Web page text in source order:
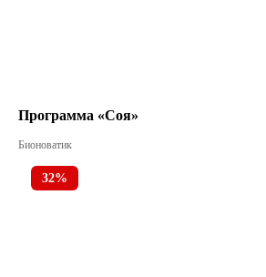
Программа «Соя»
Бионоватик
32%